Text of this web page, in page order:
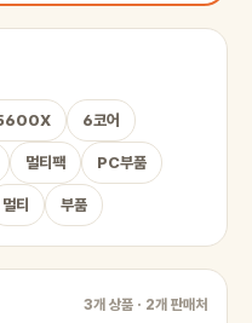
6코어
멀티팩 PC부품
멀티 부품
3개 상품 · 2개 판매처